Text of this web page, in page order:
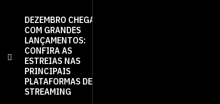
DEZEMBRO CHEGA
COM GRANDES
LANÇAMENTOS:
CONFIRA AS
ESTREIAS NAS
PRINCIPAIS
PLATAFORMAS DE
STREAMING